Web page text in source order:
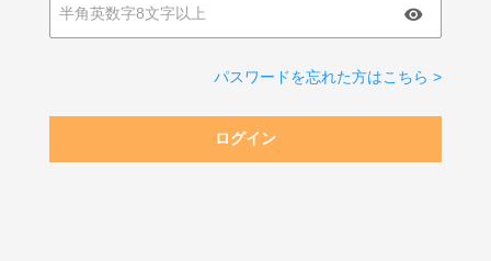
パスワードを忘れた方はこちら >
ログイン